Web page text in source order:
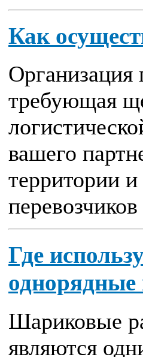
Как
требующая
вашего
территории
Где
Шариковые
являются